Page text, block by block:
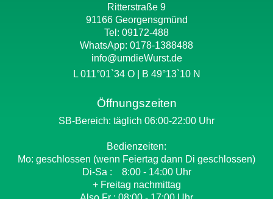
Ritterstraße 9
91166 Georgensgmünd
Tel: 09172-488
WhatsApp: 0178-1388488
info@umdieWurst.de
L 011°01`34 O | B 49°13`10 N
Öffnungszeiten
SB-Bereich: täglich 06:00-22:00 Uhr
Bedienzeiten:
Mo: geschlossen (wenn Feiertag dann Di geschlossen)
Di-Sa : 8:00 - 14:00 Uhr
+ Freitag nachmittag